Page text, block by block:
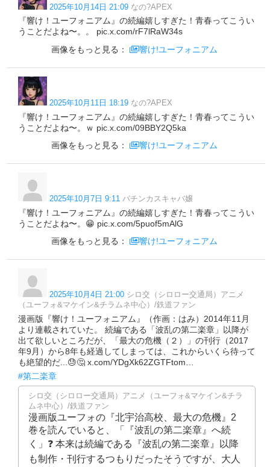
2025年10月14日 21:09 なの?APEX
『響け！ユーフォニアム』の続編嬉しすぎた！青春ってこうい
うことだよね〜。。 pic.x.com/rF7lRaW34s
画像をもっと見る：
響け!ユーフォニアム
2025年10月11日 18:19 なの?APEX
『響け！ユーフォニアム』の続編嬉しすぎた！青春ってこうい
うことだよね〜。ｗ pic.x.com/09BBY2Q5ka
画像をもっと見る：
響け!ユーフォニアム
2025年10月7日 9:11 パチンカスキャバ嬢
『響け！ユーフォニアム』の続編嬉しすぎた！青春ってこうい
うことだよね〜。😁 pic.x.com/5puof5mAlG
画像をもっと見る：
響け!ユーフォニアム
2025年10月4日 21:00 シロ交（シロロー交通局）アニメ
（ユーフォ&マケイン&チラムネ中心）/鉄道ファン
漫画版『響け！ユーフォニアム』（作画：はみ）2014年11月
より連載されていた。 続編である「波乱の第二楽章」以降が
出て欲しいところだが、「最大の危機（２）」の刊行（2017
年9月）から8年も経過してしまっては、これからいくら待って
も絶望的だ...😓🤔 x.com/YDgXk62ZGTFtom…
#第二楽章
シロ交（シロロー交通局）アニメ（ユーフォ&マケイン&チラ
ムネ中心）/鉄道ファン
漫画版ユーフォの『北宇治高校、最大の危機』2
巻を読んでいると、「『波乱の第二楽章』へ続
く」❓ 本来は続編である『波乱の第二楽章』以降
も制作・刊行するつもりだったそうですが、大人